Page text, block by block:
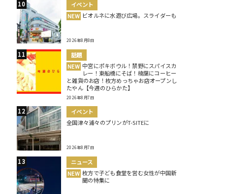
イベント
NEW ビオルネに水遊び広場。スライダーも
2026年8月8日
話題
NEW 中宮にポキボウル！禁野にスパイスカ
レー！東船橋にそば！楠葉にコーヒー
と雑貨のお店！枚方めっちゃお店オープンし
たやん【今週のひらかた】
2026年8月7日
イベント
全国津々浦々のプリンがT-SITEに
2026年8月7日
ニュース
NEW 枚方で子ども食堂を営む女性が中国新
聞の特集に